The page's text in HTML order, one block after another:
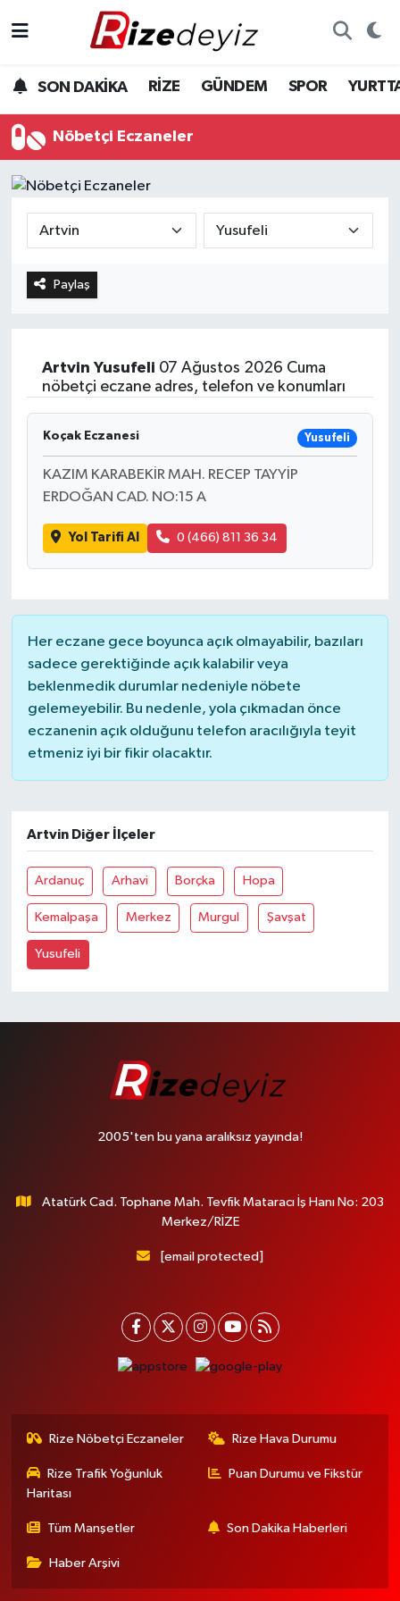
SON DAKİKA RİZE GÜNDEM SPOR
Nöbetçi Eczaneler
Paylaş
Artvin Yusufeli 07 Ağustos 2026 Cuma
nöbetçi eczane adres, telefon ve konumları
Koçak Eczanesi Yusufeli
KAZIM KARABEKİR MAH. RECEP TAYYİP
ERDOĞAN CAD. NO:15 A
Yol Tarifi Al 0 (466) 811 36 34
Her eczane gece boyunca açık olmayabilir, bazıları
sadece gerektiğinde açık kalabilir veya
beklenmedik durumlar nedeniyle nöbete
gelemeyebilir. Bu nedenle, yola çıkmadan önce
eczanenin açık olduğunu telefon aracılığıyla teyit
etmeniz iyi bir fikir olacaktır.
Artvin Diğer İlçeler
Ardanuç Arhavi Borçka Hopa
Kemalpaşa Merkez Murgul Şavşat
Yusufeli
2005'ten bu yana aralıksız yayında!
Atatürk Cad. Tophane Mah. Tevfik Mataracı İş Hanı No: 203
Merkez/RİZE
[email protected]
Rize Nöbetçi Eczaneler Rize Hava Durumu
Rize Trafik Yoğunluk
Haritası
Puan Durumu ve Fikstür
Tüm Manşetler Son Dakika Haberleri
Haber Arşivi
Gündem
Yurttan Haberler
Teknoloji
Sağlık
Rize Hava Durumu
Rize Trafik Yoğunluk Haritası
Tüm Manşetler
Son Dakika Haberleri